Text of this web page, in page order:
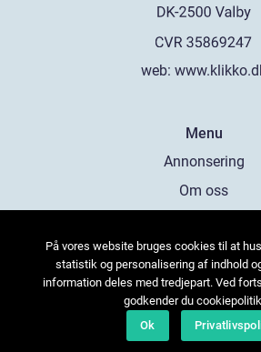
web:
Menu
Annonsering
Om oss
Kontakta oss
Sitemap
På vores website bruges cookies til at
statistik og personalisering af indhold
information deles med tredjepart. Ved
godkender du
Ok